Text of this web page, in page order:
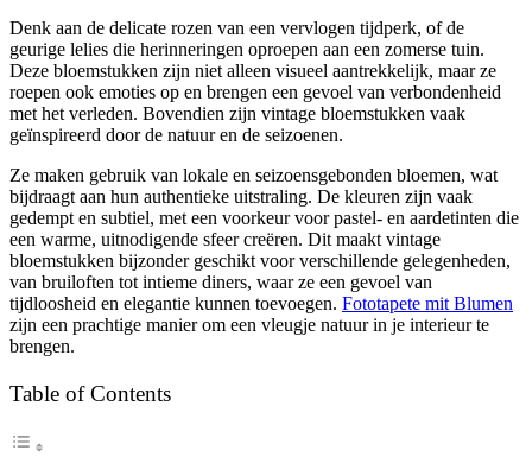
Denk aan de delicate rozen van een vervlogen tijdperk, of de
geurige lelies die herinneringen oproepen aan een zomerse tuin.
Deze bloemstukken zijn niet alleen visueel aantrekkelijk, maar ze
roepen ook emoties op en brengen een gevoel van verbondenheid
met het verleden. Bovendien zijn vintage bloemstukken vaak
geïnspireerd door de natuur en de seizoenen.
Ze maken gebruik van lokale en seizoensgebonden bloemen, wat
bijdraagt aan hun authentieke uitstraling. De kleuren zijn vaak
gedempt en subtiel, met een voorkeur voor pastel- en aardetinten die
een warme, uitnodigende sfeer creëren. Dit maakt vintage
bloemstukken bijzonder geschikt voor verschillende gelegenheden,
van bruiloften tot intieme diners, waar ze een gevoel van
tijdloosheid en elegantie kunnen toevoegen. Fototapete mit Blumen
zijn een prachtige manier om een vleugje natuur in je interieur te
brengen.
Table of Contents